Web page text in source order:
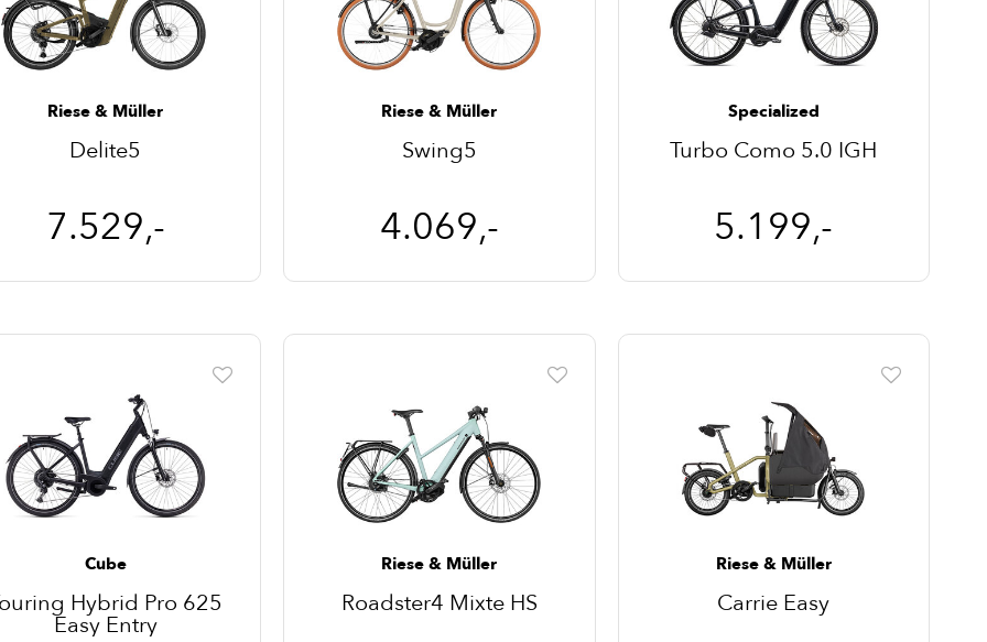
Riese & Müller
Delite5
7.529,-
Riese & Müller
Swing5
4.069,-
Specialized
Turbo Como 5.0 IGH
5.199,-
Cube
Hybrid Pro 625
Easy Entry
Riese & Müller
Roadster4 Mixte HS
Riese & Müller
Carrie Easy